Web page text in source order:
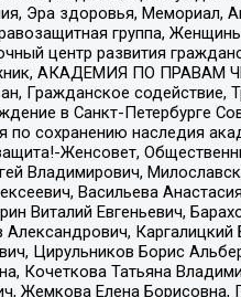
Эра здоровья,
группа,
центр развития
АКАДЕМИЯ ПО ПРАВАМ
Гражданское
в Санкт-Петербурге
сохранению наследия
Женсовет,
Владимирович,
Васильева
Виталий Евгеньевич,
Каргалицкий
Цирульников Борис
Кочеткова Татьяна
Жемкова Елена